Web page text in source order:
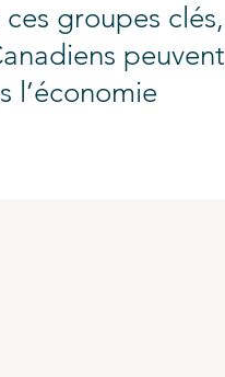
groupes clés,
peuvent
l’économie